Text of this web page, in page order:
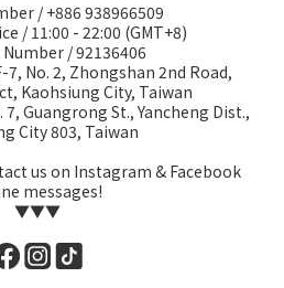
/ +886 938966509
/ 11:00 - 22:00 (GMT+8)
/ 92136406
7, No. 2, Zhongshan 2nd Road,
Kaohsiung City, Taiwan
7, Guangrong St., Yancheng Dist.,
City 803, Taiwan
us on Instagram & Facebook
messages!
▼▼▼